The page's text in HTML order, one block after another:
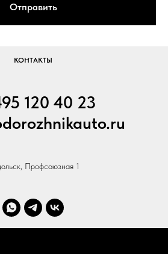
Отправить
КОНТАКТЫ
120 40 23
Профсоюзная 1